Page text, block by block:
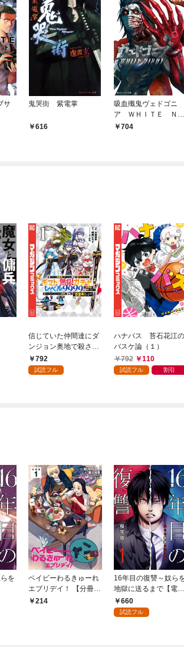
サ
鬼哭街 紫電掌
616
吸血殲鬼ヴェドゴニ
ア ＷＨＩＴＥ ＮＩ
ＧＨＴ
704
信じていた仲間達にダ
ンジョン奥地で殺され
かけたがギフト『無限
ガチャ』でレベル９９
792
試読フル
ハナバス 苔石花江の
バスケ論（１）
792
110
試読フル 割引
を
ベイビーわるきゅーれ
エブリデイ！ 【分冊
版】 1
214
16年目の復讐～奴ら
地獄に送るまで【電子
単行本版】１
660
試読フル